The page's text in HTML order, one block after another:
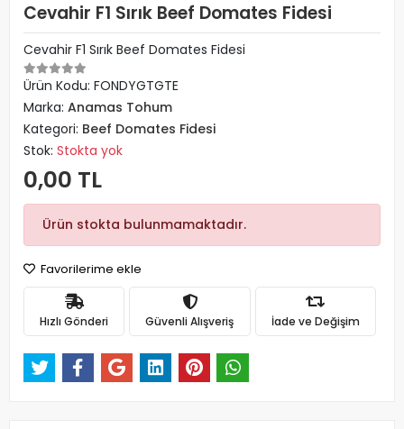
Cevahir F1 Sırık Beef Domates Fidesi
Cevahir F1 Sırık Beef Domates Fidesi
Ürün Kodu: FONDYGTGTE
Marka: Anamas Tohum
Kategori: Beef Domates Fidesi
Stok: Stokta yok
0,00 TL
Ürün stokta bulunmamaktadır.
Favorilerime ekle
Hızlı Gönderi Güvenli Alışveriş İade ve Değişim